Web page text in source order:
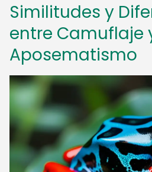
Similitudes y
entre Camuflaje
Aposematismo